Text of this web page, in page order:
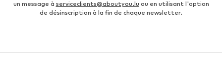
un message à serviceclients@aboutyou.lu ou en utilisant l'option
de désinscription à la fin de chaque newsletter.